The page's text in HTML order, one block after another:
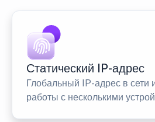
Статический IP-адрес
Глобальный IP-адрес в сети
работы с несколькими